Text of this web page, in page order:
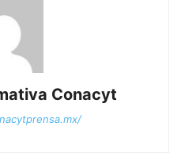
Conacyt